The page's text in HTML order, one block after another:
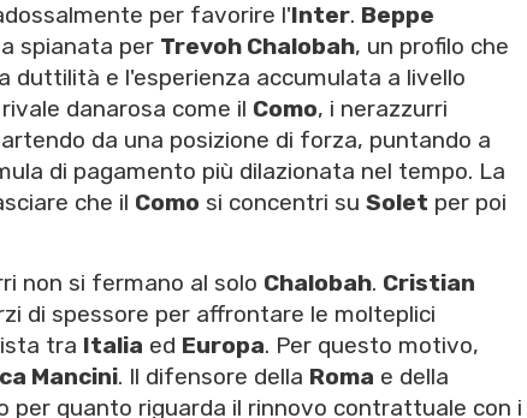
per favorire l'Inter. Beppe
spianata per Trevoh Chalobah, un profilo che
duttilità e l'esperienza accumulata a livello
danarosa come il Como, i nerazzurri
da una posizione di forza, puntando a
di pagamento più dilazionata nel tempo. La
che il Como si concentri su Solet per poi
non si fermano al solo Chalobah. Cristian
di spessore per affrontare le molteplici
tra Italia ed Europa. Per questo motivo,
Mancini. Il difensore della Roma e della
per quanto riguarda il rinnovo contrattuale con i